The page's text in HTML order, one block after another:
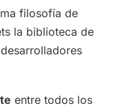
filosofía de
la biblioteca de
entre todos los